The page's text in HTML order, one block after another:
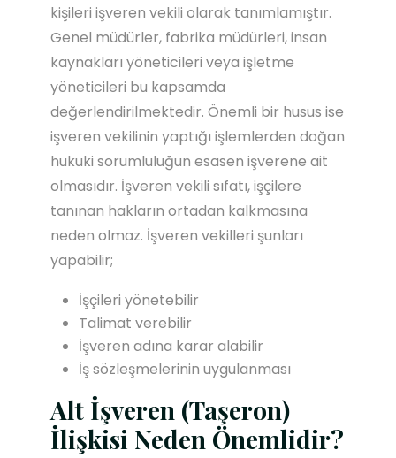
kişileri işveren vekili olarak tanımlamıştır.
Genel müdürler, fabrika müdürleri, insan
kaynakları yöneticileri veya işletme
yöneticileri bu kapsamda
değerlendirilmektedir. Önemli bir husus ise
işveren vekilinin yaptığı işlemlerden doğan
hukuki sorumluluğun esasen işverene ait
olmasıdır. İşveren vekili sıfatı, işçilere
tanınan hakların ortadan kalkmasına
neden olmaz. İşveren vekilleri şunları
yapabilir;
İşçileri yönetebilir
Talimat verebilir
İşveren adına karar alabilir
İş sözleşmelerinin uygulanması
Alt İşveren (Taşeron)
İlişkisi Neden Önemlidir?